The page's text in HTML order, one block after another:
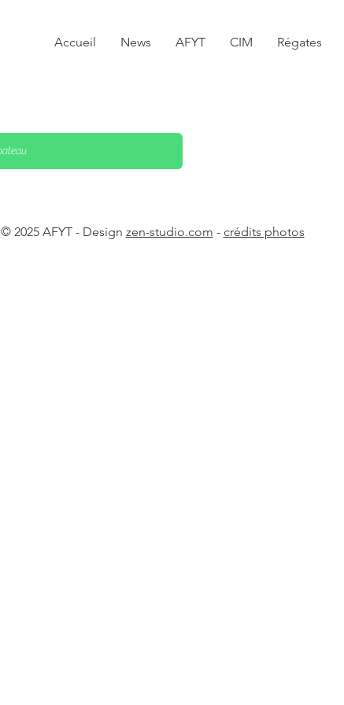
Accueil News AFYT CIM Régates
© 2025 AFYT - Design zen-studio.com - crédits photos